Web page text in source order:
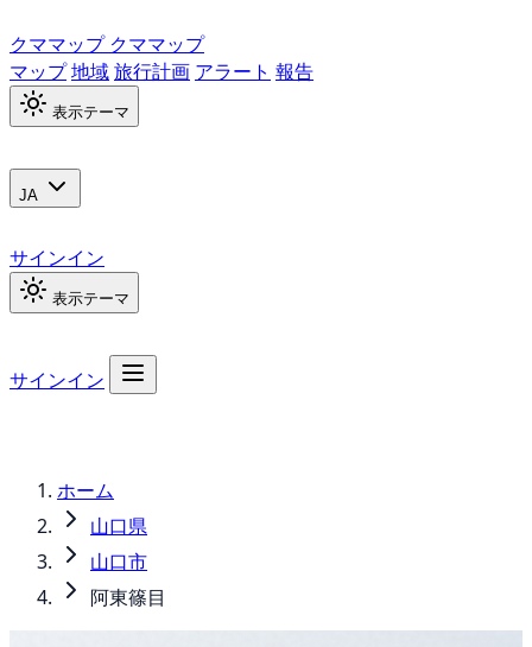
クママップ クママップ
マップ地域旅行計画 アラート 報告
表示テーマ
JA
サインイン
表示テーマ
サインイン
ホーム
山口県
山口市
阿東篠目